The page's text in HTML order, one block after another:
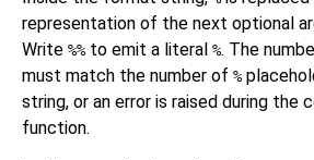
representation of the next optional
Write %%to emit a literal %. The
must match the number of %
string, or an error is raised during the
function.